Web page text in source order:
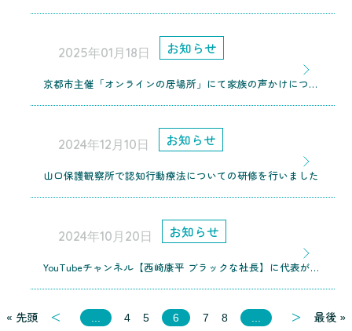
2025年01月18日 お知らせ
京都市主催「オンラインの居場所」にて家族の声かけについての講演を行いました
2024年12月10日 お知らせ
山口保護観察所で認知行動療法についての研修を行いました
2024年10月20日 お知らせ
YouTubeチャンネル【西崎康平 ブラックな社長】に代表が出演！経営者のリアルな声をお届け
« 先頭 ＜ 4 5 6 7 8 ＞ 最後 »